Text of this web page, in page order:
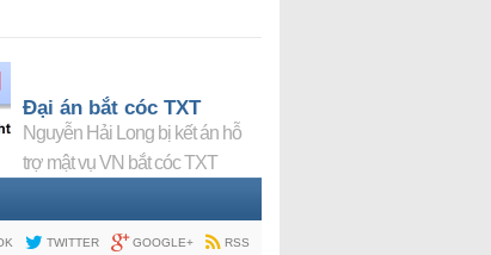
Đại án bắt cóc TXT
Nguyễn Hải Long bị kết án hỗ
trợ mật vụ VN bắt cóc TXT
TWITTER GOOGLE+ RSS